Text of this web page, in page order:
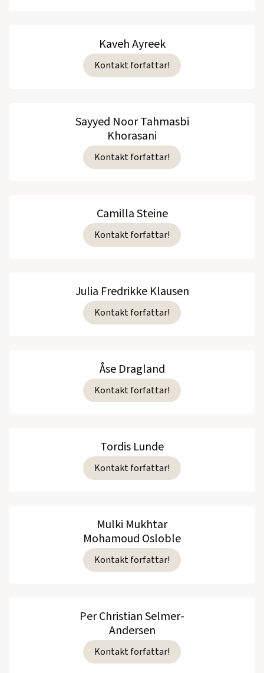
Kaveh Ayreek
Kontakt forfattar!
Sayyed Noor Tahmasbi
Khorasani
Kontakt forfattar!
Camilla Steine
Kontakt forfattar!
Julia Fredrikke Klausen
Kontakt forfattar!
Åse Dragland
Kontakt forfattar!
Tordis Lunde
Kontakt forfattar!
Mulki Mukhtar
Mohamoud Osloble
Kontakt forfattar!
Per Christian Selmer-
Andersen
Kontakt forfattar!